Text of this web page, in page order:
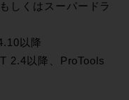
くはスーパードラ
以降
2.4以降、ProTools